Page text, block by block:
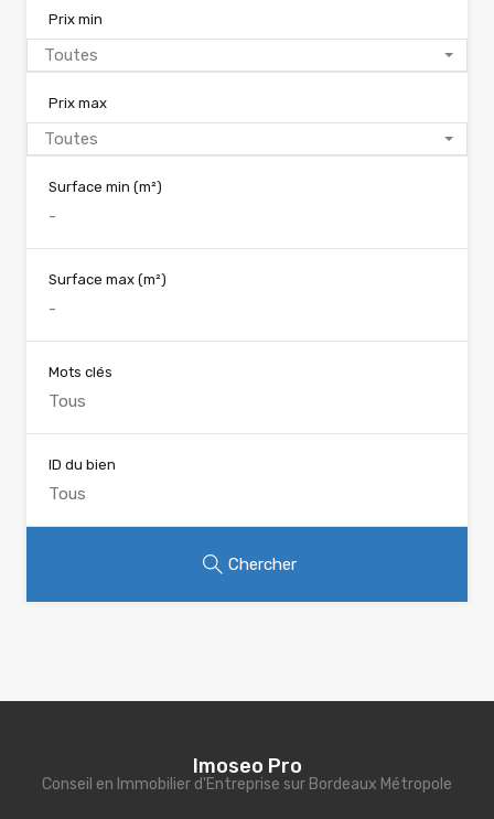
Prix min
Toutes
Prix max
Toutes
Surface min (m²)
Surface max (m²)
Mots clés
ID du bien
Chercher
Imoseo Pro
Conseil en Immobilier d'Entreprise sur Bordeaux Métropole